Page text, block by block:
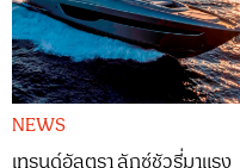
NEWS